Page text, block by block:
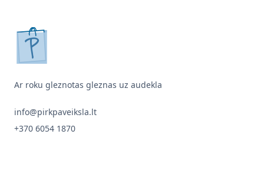
pirkpaveiksla.lt
Ar roku gleznotas gleznas uz audekla
info@pirkpaveiksla.lt
+370 6054 1870